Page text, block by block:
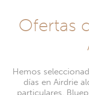
Ofertas
Hemos
días en Airdrie
particulares.